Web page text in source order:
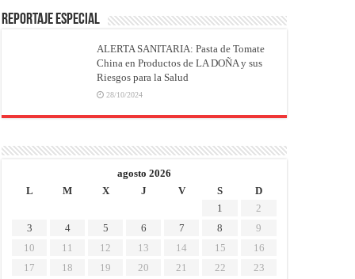
REPORTAJE ESPECIAL
ALERTA SANITARIA: Pasta de Tomate
China en Productos de LA DOÑA y sus
Riesgos para la Salud
28/10/2024
agosto 2026
L
M X J V S
D
1
2
3
4 5 6 7 8
9
10
11 12 13 14 15
16
17
18 19 20 21 22 23